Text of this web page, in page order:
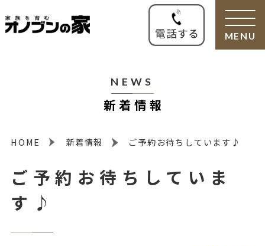
MENU
NEWS
新着情報
HOME 新着情報 ご予約お待ちしています♪
ご予約お待ちしていま
す♪